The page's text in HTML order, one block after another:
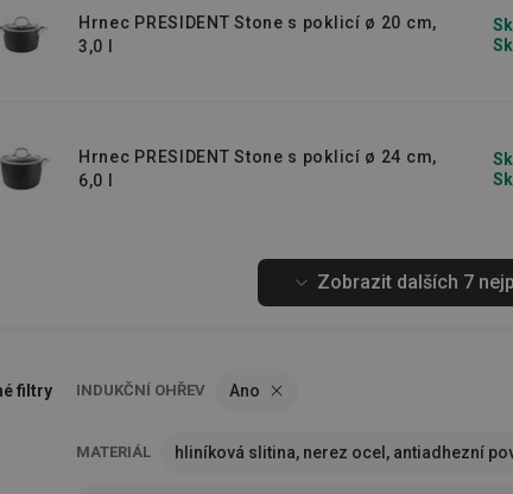
Hrnec PRESIDENT Stone s poklicí ø 20 cm,
3,0 l
Hrnec PRESIDENT Stone s poklicí ø 24 cm,
6,0 l
Zobrazit dalších 7
filtry INDUKČNÍ OHŘEV Ano
MATERIÁL hliníková slitina, nerez ocel, antiadhezní